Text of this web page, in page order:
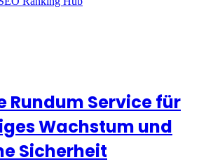
Rundum Service für
Wachstum und
Sicherheit